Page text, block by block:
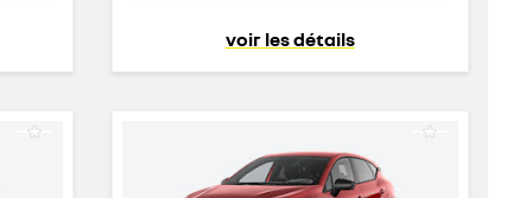
voir les détails